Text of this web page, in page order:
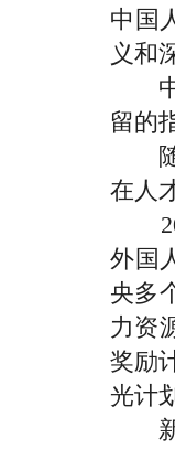
中国
义和
中
留的
随
在人
外国
央多
力资
奖励
光计
新